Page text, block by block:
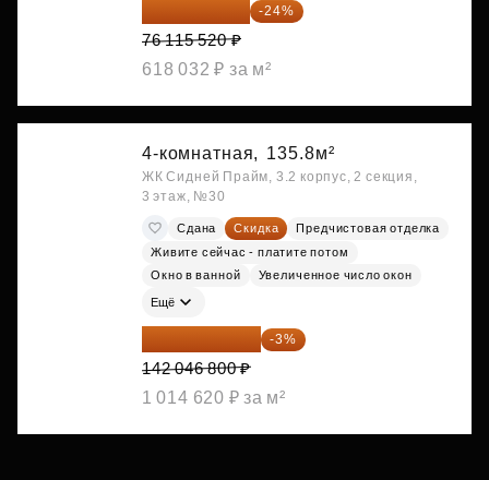
57 847 795 ₽ -24%
76 115 520 ₽
618 032 ₽ за м²
4-комнатная, 135.8м²
ЖК Сидней Прайм, 3.2 корпус, 2 секция,
3 этаж, №30
Сдана Скидка
Предчистовая отделка
Живите сейчас - платите потом
Окно в ванной
Увеличенное число окон
Ещё
137 785 396 ₽ -3%
142 046 800 ₽
1 014 620 ₽ за м²